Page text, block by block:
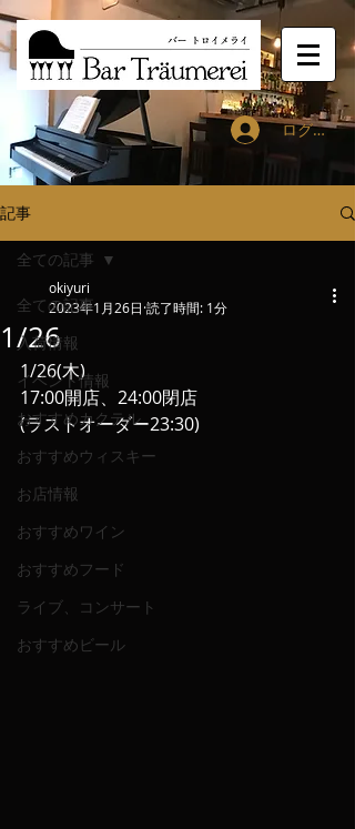
ログイン
記事
全ての記事
入荷情報
イベント情報
おすすめカクテル
おすすめウィスキー
お店情報
おすすめワイン
おすすめフード
ライブ、コンサート
おすすめビール
全ての記事
1/26
okiyuri
2023年1月26日 読了時間: 1分
1/26(木)
17:00開店、24:00閉店
(ラストオーダー23:30)